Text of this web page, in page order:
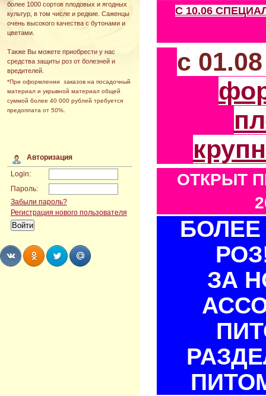
более 1000 сортов плодовых и ягодных
культур, в том числе и редкие. Саженцы
очень высокого качества с бутонами и
цветами.
Также Вы можете приобрести у нас
средства защиты роз от болезней и
вредителей.
*При оформлении заказов на посадочный
материал и укрывной материал общей
суммой более 40 000 рублей требуется
предоплата от 50%.
Авторизация
Login:
Пароль:
Забыли пароль?
Регистрация нового пользователя
С 10.06
с
ОТКРЫТ
БОЛЕЕ
ЗА